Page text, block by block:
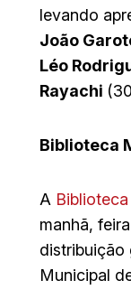
levando
João
Léo
Rayachi
Biblioteca
A
manhã,
distribuição
Municipal